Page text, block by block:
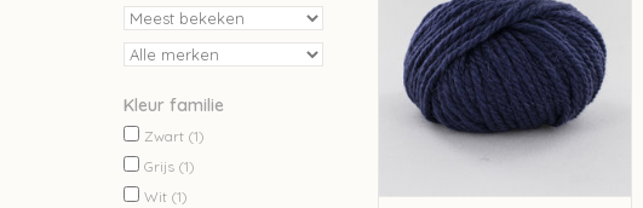
Kleur familie
Zwart (1)
Grijs (1)
Wit (1)